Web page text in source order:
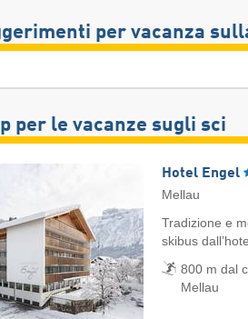
per vacanza
per le vacanze sugli sci
Hotel Engel
Mellau
Tradizione e
skibus
800 m dal
Mellau